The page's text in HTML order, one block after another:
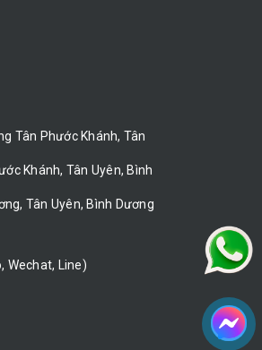
Tân Phước Khánh, Tân
Khánh, Tân Uyên, Bình
Tân Uyên, Bình Dương
Wechat, Line)